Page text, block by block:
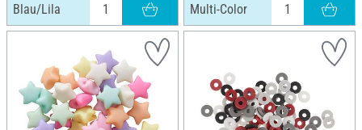
Blau/Lila Multi-Color